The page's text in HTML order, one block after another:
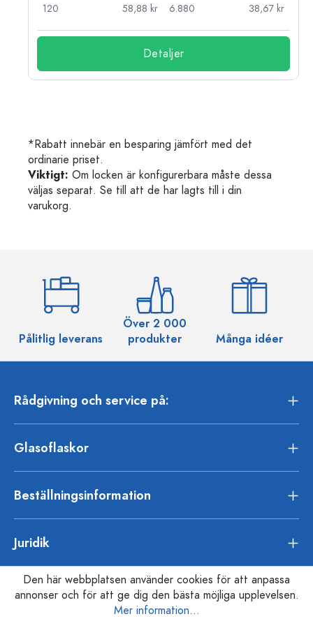
120
58,88 kr
6.880
38,67 kr
Detaljer
*Rabatt innebär en besparing jämfört med det
ordinarie priset.
Viktigt: Om locken är konfigurerbara måste dessa
väljas separat. Se till att de har lagts till i din
varukorg.
Pålitlig leverans
Över 2 000
produkter
Många idéer
Rådgivning och service på:
Glasoflaskor
Beställningsinformation
Juridik
Den här webbplatsen använder cookies för att anpassa
annonser och för att ge dig den bästa möjliga upplevelsen.
Mer information...